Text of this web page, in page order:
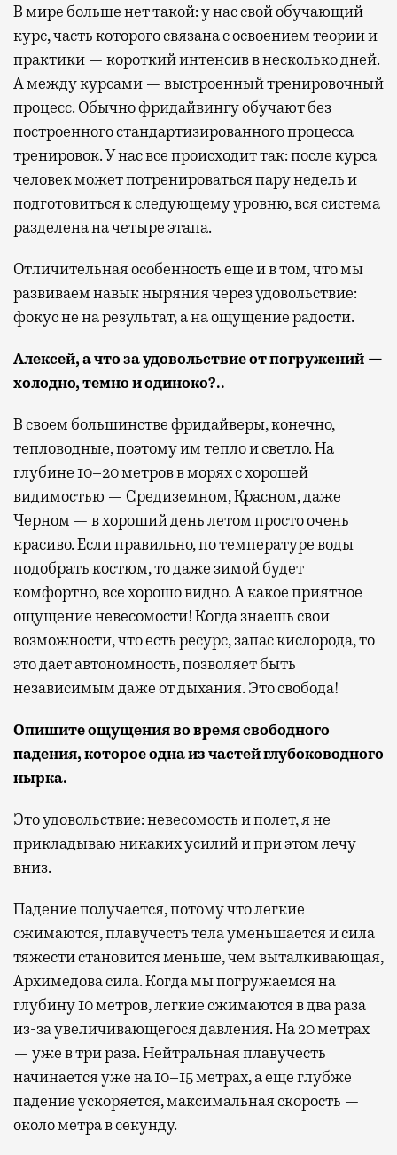
В мире больше нет такой: у нас свой обучающий
курс, часть которого связана с освоением теории и
практики — короткий интенсив в несколько дней.
А между курсами — выстроенный тренировочный
процесс. Обычно фридайвингу обучают без
построенного стандартизированного процесса
тренировок. У нас все происходит так: после курса
человек может потренироваться пару недель и
подготовиться к следующему уровню, вся система
разделена на четыре этапа.
Отличительная особенность еще и в том, что мы
развиваем навык ныряния через удовольствие:
фокус не на результат, а на ощущение радости.
Алексей, а что за удовольствие от погружений —
холодно, темно и одиноко?..
В своем большинстве фридайверы, конечно,
тепловодные, поэтому им тепло и светло. На
глубине 10–20 метров в морях с хорошей
видимостью — Средиземном, Красном, даже
Черном — в хороший день летом просто очень
красиво. Если правильно, по температуре воды
подобрать костюм, то даже зимой будет
комфортно, все хорошо видно. А какое приятное
ощущение невесомости! Когда знаешь свои
возможности, что есть ресурс, запас кислорода, то
это дает автономность, позволяет быть
независимым даже от дыхания. Это свобода!
Опишите ощущения во время свободного
падения, которое одна из частей глубоководного
нырка.
Это удовольствие: невесомость и полет, я не
прикладываю никаких усилий и при этом лечу
вниз.
Падение получается, потому что легкие
сжимаются, плавучесть тела уменьшается и сила
тяжести становится меньше, чем выталкивающая,
Архимедова сила. Когда мы погружаемся на
глубину 10 метров, легкие сжимаются в два раза
из-за увеличивающегося давления. На 20 метрах
— уже в три раза. Нейтральная плавучесть
начинается уже на 10–15 метрах, а еще глубже
падение ускоряется, максимальная скорость —
около метра в секунду.